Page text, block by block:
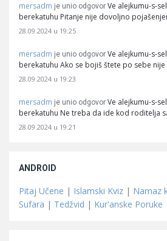
mersadm je unio odgovor Ve alejkumu-s-
berekatuhu Pitanje nije dovoljno
28.09.2024 u 19:25
mersadm je unio odgovor Ve alejkumu-s-
berekatuhu Ako se bojiš štete po sebe
28.09.2024 u 19:23
mersadm je unio odgovor Ve alejkumu-s-
berekatuhu Ne treba da ide kod roditelja
28.09.2024 u 19:21
ANDROID
Pitaj Učene | Islamski Kviz | Namaz
Sufara | Tedžvid | Kur'anske Poruke